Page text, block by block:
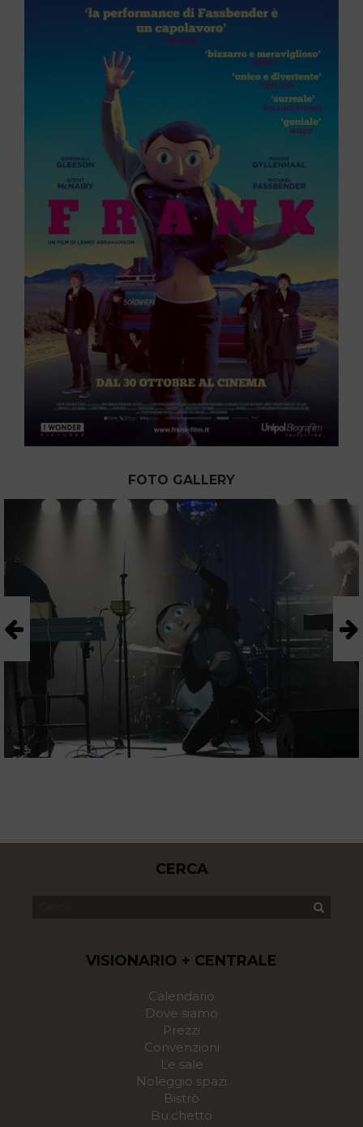
FOTO GALLERY
CERCA
VISIONARIO + CENTRALE
Calendario
Dove siamo
Prezzi
Convenzioni
Le sale
Noleggio spazi
Bistrò
Bu.chetto